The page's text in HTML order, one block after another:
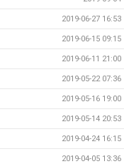
2019-06-27 16:53
2019-06-15 09:15
2019-06-11 21:00
2019-05-22 07:36
2019-05-16 19:00
2019-05-14 20:53
2019-04-24 16:15
2019-04-05 13:36